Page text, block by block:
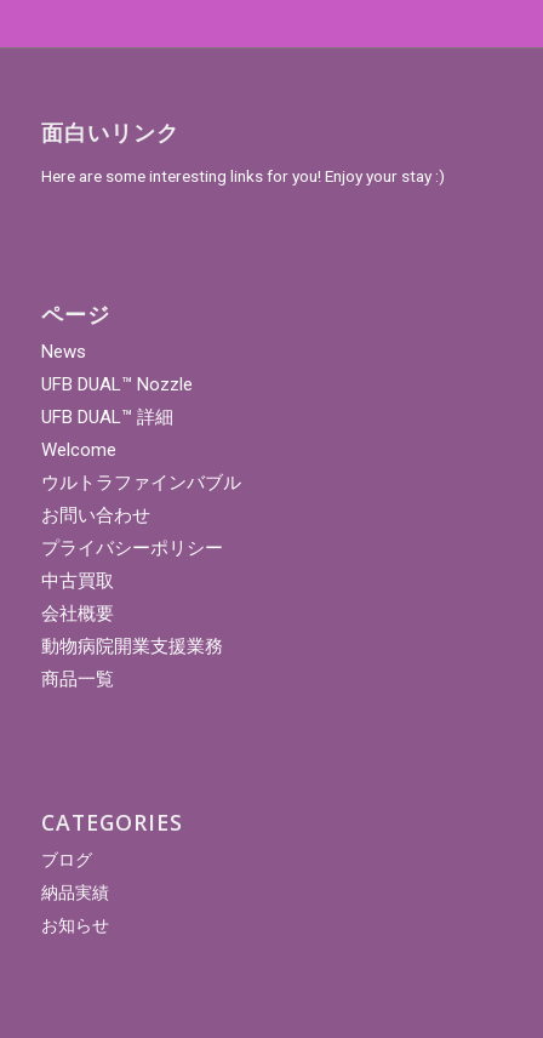
面白いリンク
Here are some interesting links for you! Enjoy your stay :)
ページ
News
UFB DUAL™ Nozzle
UFB DUAL™ 詳細
Welcome
ウルトラファインバブル
お問い合わせ
プライバシーポリシー
中古買取
会社概要
動物病院開業支援業務
商品一覧
CATEGORIES
ブログ
納品実績
お知らせ